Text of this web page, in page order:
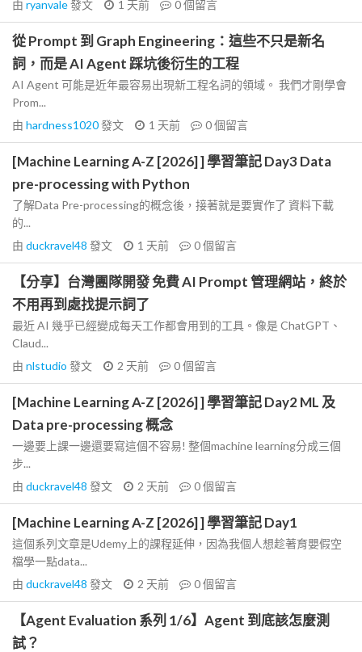
由 ryanvale發文 1 天前 0個留言
從 Prompt 到 Graph Engineering：這些不只是新名
詞，而是 AI Agent 踩坑後衍生的工程
AI Agent 可能是近年最容易出現新工程名詞的領域。 我們才剛學會
Prom...
由 hardness1020發文 1 天前 0個留言
[Machine Learning A-Z [2026] ] 學習筆記 Day3 Data
pre-processing with Python
了解Data Pre-processing的概念後，接著就是要實作了 資料下載
的...
由 duckravel48 發文 1 天前 0個留言
【分享】台灣團隊開發 免費 AI Prompt 管理網站，終於
不用再到處找提示詞了
最近 AI 幾乎已經變成每天工作都會用到的工具。像是 ChatGPT、
Claud...
由 nlstudio 發文 2 天前 0個留言
[Machine Learning A-Z [2026] ] 學習筆記 Day2 ML 及
Data pre-processing 概念
一邊要上課一邊還要寫這個不容易! 整個machine learning分成三個
步...
由 duckravel48 發文 2 天前 0個留言
[Machine Learning A-Z [2026] ] 學習筆記 Day1
這個系列文章是Udemy上的課程延伸，因為我個人想趁著育嬰假空
檔學一點data...
由 duckravel48 發文 2 天前 0個留言
【Agent Evaluation 系列 1/6】Agent 到底該怎麼測
試？